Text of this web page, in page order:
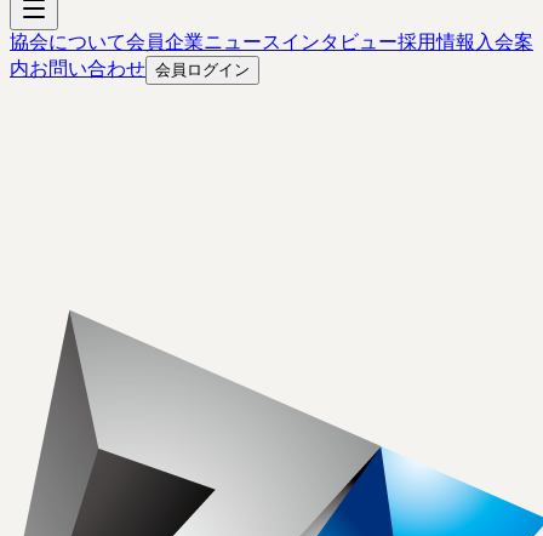
協会について会員企業ニュースインタビュー採用情報 入会案
内お問い合わせ 会員ログイン